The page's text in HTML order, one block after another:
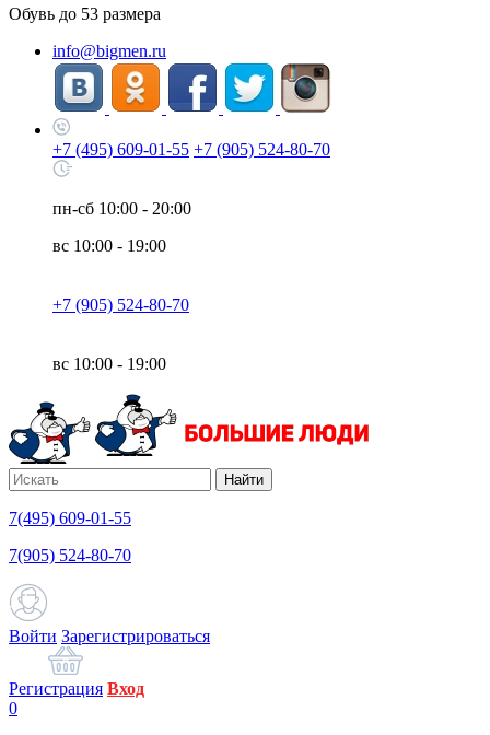
Обувь до 53 размера
info@bigmen.ru
+7 (495) 609-01-55 +7 (905) 524-80-70
пн-сб 10:00 - 20:00
вс 10:00 - 19:00
+7 (905) 524-80-70
вс 10:00 - 19:00
Найти
7(495) 609-01-55
7(905) 524-80-70
Войти Зарегистрироваться
Регистрация Вход
0